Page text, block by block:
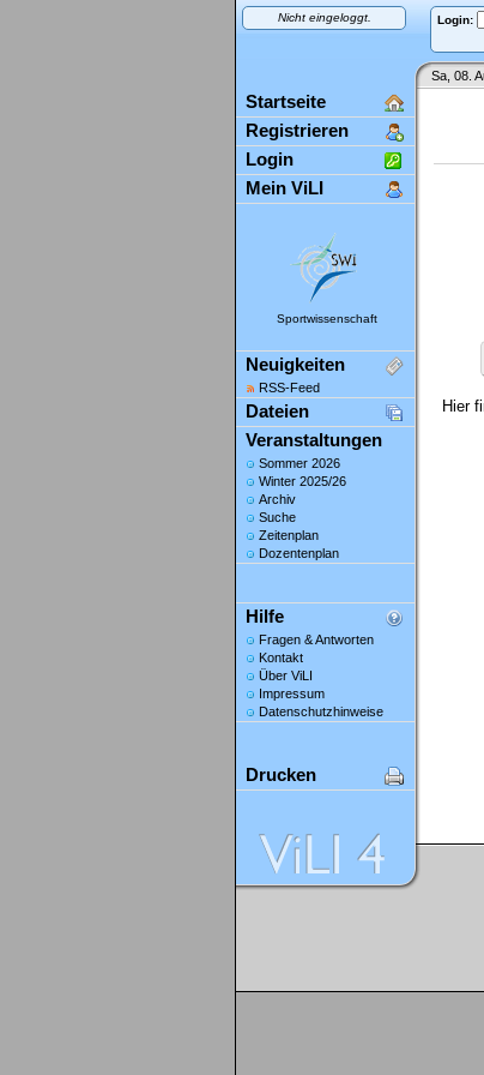
Nicht eingeloggt. Login:
Sa, 08.
Startseite
Registrieren
Login
Mein ViLI
Sportwissenschaft
Neuigkeiten
RSS-Feed
Dateien
Veranstaltungen
Sommer 2026
Winter 2025/26
Archiv
Suche
Zeitenplan
Dozentenplan
Hilfe
Fragen & Antworten
Kontakt
Über ViLI
Impressum
Datenschutzhinweise
Drucken
Hier